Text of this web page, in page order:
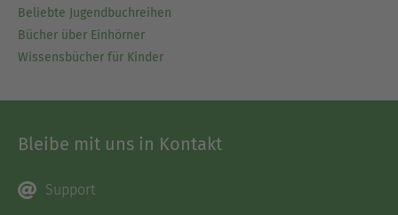
Beliebte Jugendbuchreihen
Bücher über Einhörner
Wissensbücher für Kinder
Bleibe mit uns in Kontakt
Support